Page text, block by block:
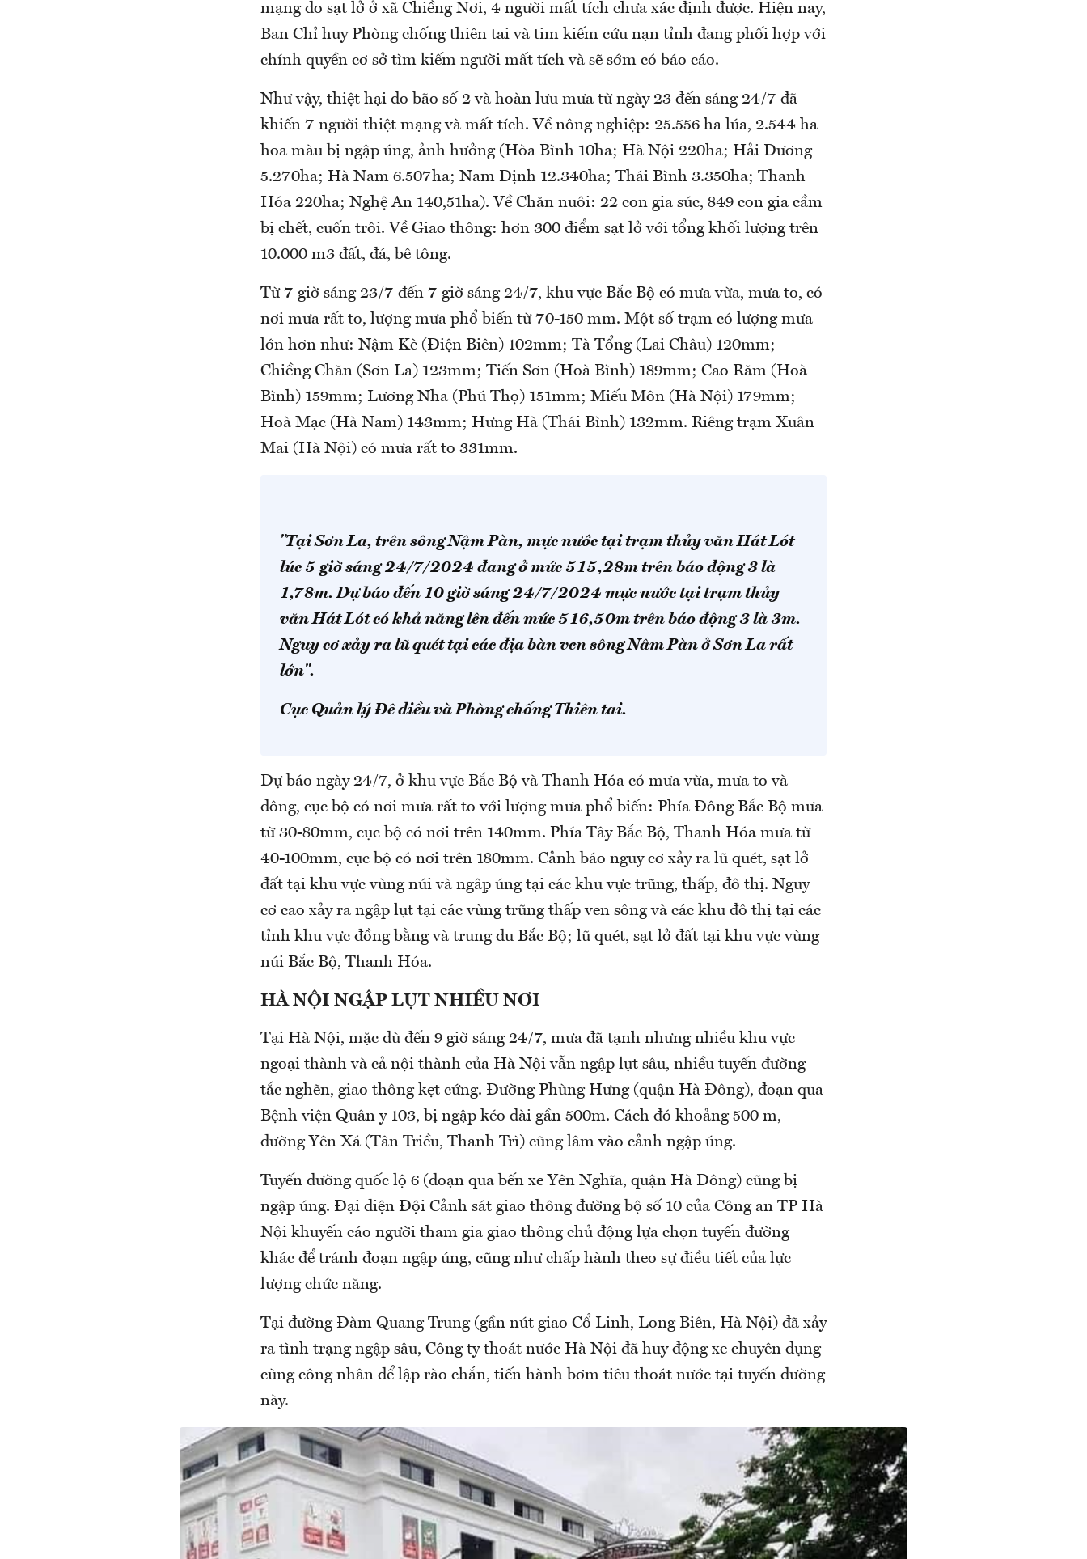
mạng do sạt lở ở xã Chiềng Nơi, 4 người mất tích chưa xác định được. Hiện nay,
Ban Chỉ huy Phòng chống thiên tai và tim kiếm cứu nạn tỉnh đang phối hợp với
chính quyền cơ sở tìm kiếm người mất tích và sẽ sớm có báo cáo.
Như vậy, thiệt hại do bão số 2 và hoàn lưu mưa từ ngày 23 đến sáng 24/7 đã
khiến 7 người thiệt mạng và mất tích. Về nông nghiệp: 25.556 ha lúa, 2.544 ha
hoa màu bị ngập úng, ảnh hưởng (Hòa Bình 10ha; Hà Nội 220ha; Hải Dương
5.270ha; Hà Nam 6.507ha; Nam Định 12.340ha; Thái Bình 3.350ha; Thanh
Hóa 220ha; Nghệ An 140,51ha). Về Chăn nuôi: 22 con gia súc, 849 con gia cầm
bị chết, cuốn trôi. Về Giao thông: hơn 300 điểm sạt lở với tổng khối lượng trên
10.000 m3 đất, đá, bê tông.
Từ 7 giờ sáng 23/7 đến 7 giờ sáng 24/7, khu vực Bắc Bộ có mưa vừa, mưa to, có
nơi mưa rất to, lượng mưa phổ biến từ 70-150 mm. Một số trạm có lượng mưa
lớn hơn như: Nậm Kè (Điện Biên) 102mm; Tà Tổng (Lai Châu) 120mm;
Chiềng Chăn (Sơn La) 123mm; Tiến Sơn (Hoà Bình) 189mm; Cao Răm (Hoà
Bình) 159mm; Lương Nha (Phú Thọ) 151mm; Miếu Môn (Hà Nội) 179mm;
Hoà Mạc (Hà Nam) 143mm; Hưng Hà (Thái Bình) 132mm. Riêng trạm Xuân
Mai (Hà Nội) có mưa rất to 331mm.
"Tại Sơn La, trên sông Nậm Pàn, mực nước tại trạm thủy văn Hát Lót
lúc 5 giờ sáng 24/7/2024 đang ở mức 515,28m trên báo động 3 là
1,78m. Dự báo đến 10 giờ sáng 24/7/2024 mực nước tại trạm thủy
văn Hát Lót có khả năng lên đến mức 516,50m trên báo động 3 là 3m.
Nguy cơ xảy ra lũ quét tại các địa bàn ven sông Nâm Pàn ở Sơn La rất
lớn".
Cục Quản lý Đê điều và Phòng chống Thiên tai.
Dự báo ngày 24/7, ở khu vực Bắc Bộ và Thanh Hóa có mưa vừa, mưa to và
dông, cục bộ có nơi mưa rất to với lượng mưa phổ biến: Phía Đông Bắc Bộ mưa
từ 30-80mm, cục bộ có nơi trên 140mm. Phía Tây Bắc Bộ, Thanh Hóa mưa từ
40-100mm, cục bộ có nơi trên 180mm. Cảnh báo nguy cơ xảy ra lũ quét, sạt lở
đất tại khu vực vùng núi và ngập úng tại các khu vực trũng, thấp, đô thị. Nguy
cơ cao xảy ra ngập lụt tại các vùng trũng thấp ven sông và các khu đô thị tại các
tỉnh khu vực đồng bằng và trung du Bắc Bộ; lũ quét, sạt lở đất tại khu vực vùng
núi Bắc Bộ, Thanh Hóa.
HÀ NỘI NGẬP LỤT NHIỀU NƠI
Tại Hà Nội, mặc dù đến 9 giờ sáng 24/7, mưa đã tạnh nhưng nhiều khu vực
ngoại thành và cả nội thành của Hà Nội vẫn ngập lụt sâu, nhiều tuyến đường
tắc nghẽn, giao thông kẹt cứng. Đường Phùng Hưng (quận Hà Đông), đoạn qua
Bệnh viện Quân y 103, bị ngập kéo dài gần 500m. Cách đó khoảng 500 m,
đường Yên Xá (Tân Triều, Thanh Trì) cũng lâm vào cảnh ngập úng.
Tuyến đường quốc lộ 6 (đoạn qua bến xe Yên Nghĩa, quận Hà Đông) cũng bị
ngập úng. Đại diện Đội Cảnh sát giao thông đường bộ số 10 của Công an TP Hà
Nội khuyến cáo người tham gia giao thông chủ động lựa chọn tuyến đường
khác để tránh đoạn ngập úng, cũng như chấp hành theo sự điều tiết của lực
lượng chức năng.
Tại đường Đàm Quang Trung (gần nút giao Cổ Linh, Long Biên, Hà Nội) đã xảy
ra tình trạng ngập sâu, Công ty thoát nước Hà Nội đã huy động xe chuyên dụng
cùng công nhân để lập rào chắn, tiến hành bơm tiêu thoát nước tại tuyến đường
này.